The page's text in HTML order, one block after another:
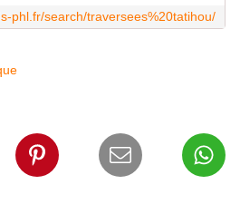
phl.fr/search/traversees%20tatihou/